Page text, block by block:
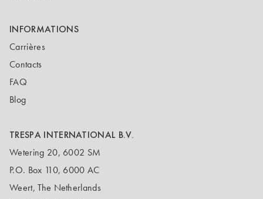
INFORMATIONS
Carrières
Contacts
FAQ
Blog
TRESPA INTERNATIONAL B.V.
Wetering 20, 6002 SM
P.O. Box 110, 6000 AC
Weert, The Netherlands